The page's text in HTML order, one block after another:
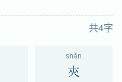
共4字
shǎn
㚒